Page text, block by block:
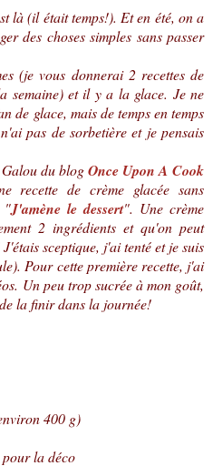
là (il était temps!). Et en été, on a
des choses simples sans passer
(je vous donnerai 2 recettes de
semaine) et il y a la glace. Je ne
de glace, mais de temps en temps
pas de sorbetière et je pensais
du blogOnce Upon A Cook
recette de crème glacée sans
"J'amène le dessert". Une crème
2 ingrédients et qu'on peut
sceptique, j'ai tenté et je suis
Pour cette première recette, j'ai
Un peu trop sucrée à mon goût,
la finir dans la journée!
400 g)
la déco